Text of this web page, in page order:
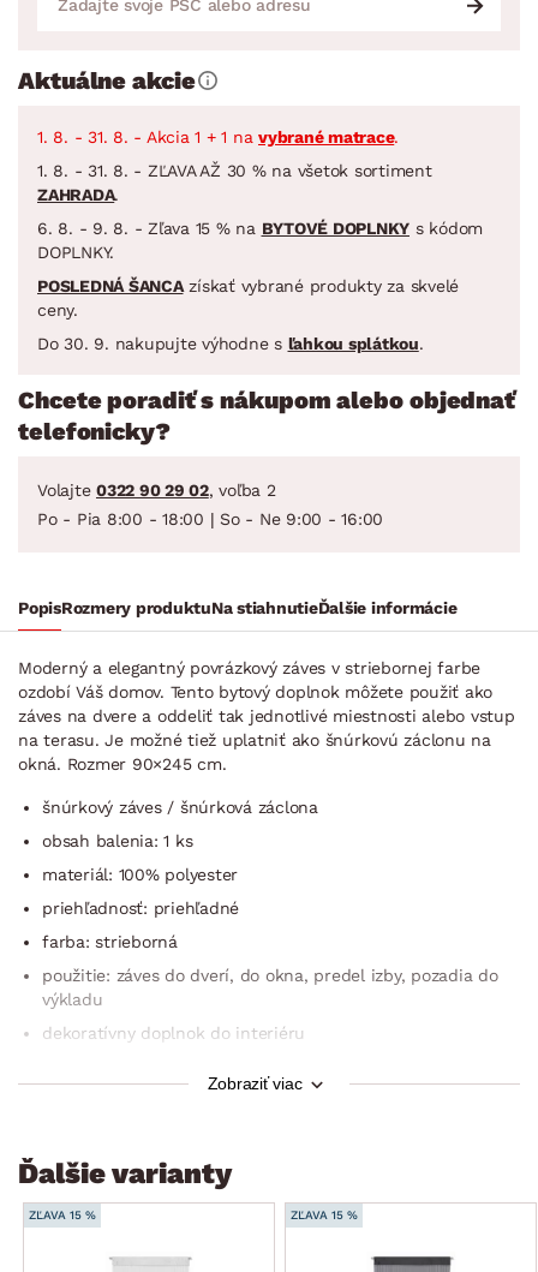
Aktuálne akcie
1. 8. - 31. 8. - Akcia 1 + 1 na vybrané matrace.
1. 8. - 31. 8. - ZĽAVA AŽ 30 % na všetok sortiment
ZAHRADA.
6. 8. - 9. 8. - Zľava 15 % na BYTOVÉ DOPLNKY s kódom
DOPLNKY.
POSLEDNÁ ŠANCAzískať vybrané produkty za skvelé
ceny.
Do 30. 9. nakupujte výhodne s ľahkou splátkou.
Chcete poradiť s nákupom alebo objednať
telefonicky?
Volajte 0322 90 29 02, voľba 2
Po - Pia 8:00 - 18:00 | So - Ne 9:00 - 16:00
PopisRozmery produktuNa stiahnutieĎalšie informácie
Moderný a elegantný povrázkový záves v striebornej farbe
ozdobí Váš domov. Tento bytový doplnok môžete použiť ako
záves na dvere a oddeliť tak jednotlivé miestnosti alebo vstup
na terasu. Je možné tiež uplatniť ako šnúrkovú záclonu na
okná. Rozmer 90×245 cm.
šnúrkový záves / šnúrková záclona
obsah balenia: 1 ks
materiál: 100% polyester
priehľadnosť: priehľadné
farba: strieborná
použitie: záves do dverí, do okna, predel izby, pozadia do
výkladu
dekoratívny doplnok do interiéru
v prípade potreby je možné ľahko zastrihnúť a skrátiť na
požadovanú veľkosť
typ montáže: tunel – v hornom leme je tunel, ktorý možno
Zobraziť viac
Ďalšie varianty
ZĽAVA 15 % ZĽAVA 15 %